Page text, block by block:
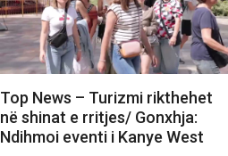
Top News – Turizmi rikthehet
në shinat e rritjes/ Gonxhja:
Ndihmoi eventi i Kanye West